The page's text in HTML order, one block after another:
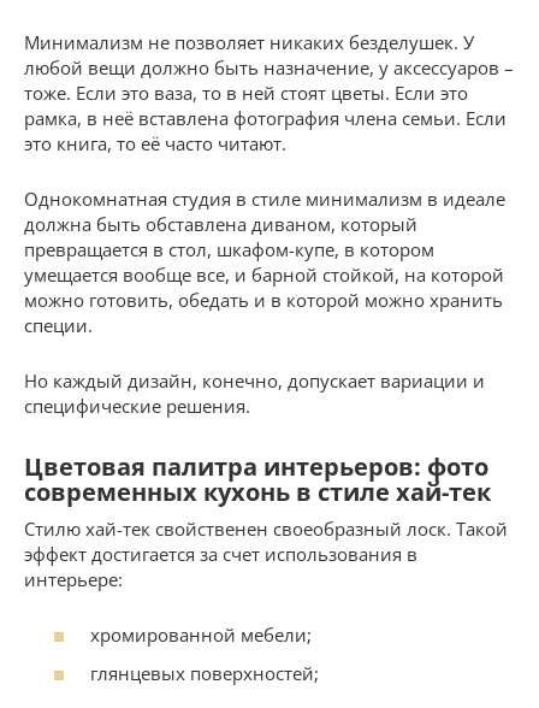
Минимализм не позволяет никаких безделушек. У
любой вещи должно быть назначение, у аксессуаров –
тоже. Если это ваза, то в ней стоят цветы. Если это
рамка, в неё вставлена фотография члена семьи. Если
это книга, то её часто читают.
Однокомнатная студия в стиле минимализм в идеале
должна быть обставлена диваном, который
превращается в стол, шкафом-купе, в котором
умещается вообще все, и барной стойкой, на которой
можно готовить, обедать и в которой можно хранить
специи.
Но каждый дизайн, конечно, допускает вариации и
специфические решения.
Цветовая палитра интерьеров: фото
современных кухонь в стиле хай-тек
Стилю хай-тек свойственен своеобразный лоск. Такой
эффект достигается за счет использования в
интерьере:
хромированной мебели;
глянцевых поверхностей;